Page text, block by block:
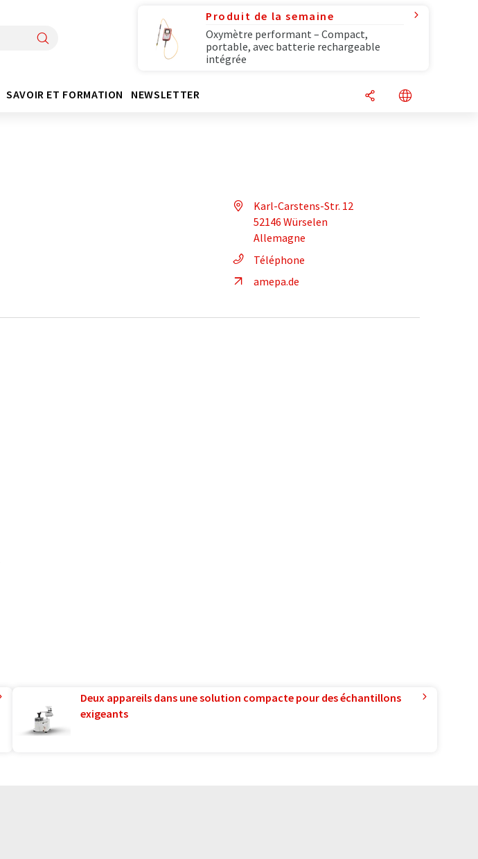
Produit de la semaine
Oxymètre performant – Compact,
portable, avec batterie rechargeable
intégrée
SAVOIR ET FORMATION NEWSLETTER
Karl-Carstens-Str. 12
52146 Würselen
Allemagne
Téléphone
amepa.de
Deux appareils dans une solution compacte pour des échantillons
exigeants